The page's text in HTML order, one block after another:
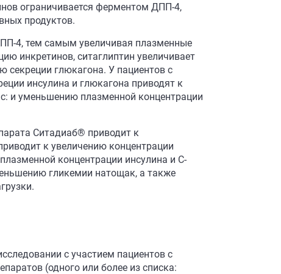
ограничивается ферментом ДПП-4,
продуктов.
4, тем самым увеличивая плазменные
инкретинов, ситаглиптин увеличивает
секреции глюкагона. У пациентов с
инсулина и глюкагона приводят к
и уменьшению плазменной концентрации
Ситадиаб® приводит к
к увеличению концентрации
концентрации инсулина и С-
гликемии натощак, а также
с участием пациентов с
(одного или более из списка: